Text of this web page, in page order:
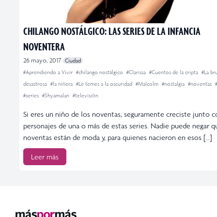
CHILANGO NOSTÁLGICO: LAS SERIES DE LA INFANCIA
NOVENTERA
26 mayo, 2017 Ciudad
#Aprendiendo a Vivir #chilango nostálgico #Clarissa #Cuentos de la cripta #La
desastrosa #la niñera #Le temes a la oscuridad #Malcolm #nostalgia #noventas
#series #Shyamalan #televisión
Si eres un niño de los noventas, seguramente creciste junto
personajes de una o más de estas series. Nadie puede negar
noventas están de moda y, para quienes nacieron en esos […]
Leer más